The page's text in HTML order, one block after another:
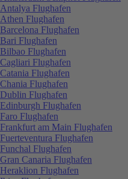
Antalya Flughafen
Athen Flughafen
Barcelona Flughafen
Bari Flughafen
Bilbao Flughafen
Cagliari Flughafen
Catania Flughafen
Chania Flughafen
Dublin Flughafen
Edinburgh Flughafen
Faro Flughafen
Frankfurt am Main Flughafen
Fuerteventura Flughafen
Funchal Flughafen
Gran Canaria Flughafen
Heraklion Flughafen